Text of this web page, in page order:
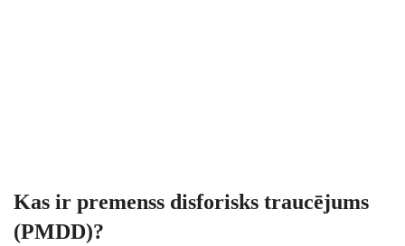
Kas ir premenss disforisks traucējums
(PMDD)?